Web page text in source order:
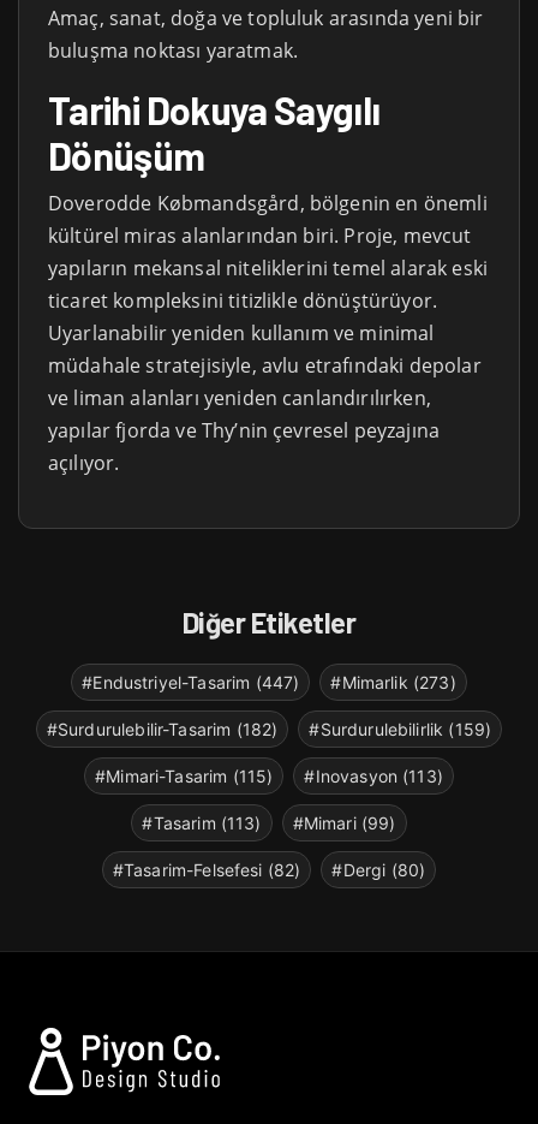
Amaç, sanat, doğa ve topluluk arasında yeni bir
buluşma noktası yaratmak.
Tarihi Dokuya Saygılı
Dönüşüm
Doverodde Købmandsgård, bölgenin en önemli
kültürel miras alanlarından biri. Proje, mevcut
yapıların mekansal niteliklerini temel alarak eski
ticaret kompleksini titizlikle dönüştürüyor.
Uyarlanabilir yeniden kullanım ve minimal
müdahale stratejisiyle, avlu etrafındaki depolar
ve liman alanları yeniden canlandırılırken,
yapılar fjorda ve Thy’nin çevresel peyzajına
açılıyor.
Diğer Etiketler
#Endustriyel-Tasarim (447) #Mimarlik (273)
#Surdurulebilir-Tasarim (182) #Surdurulebilirlik (159)
#Mimari-Tasarim (115) #Inovasyon (113)
#Tasarim (113) #Mimari (99)
#Tasarim-Felsefesi (82) #Dergi (80)